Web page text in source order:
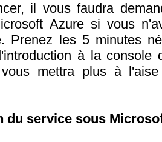
il vous faudra
Azure si vous
Prenez les 5 minutes
à la console
mettra plus à
du service sous